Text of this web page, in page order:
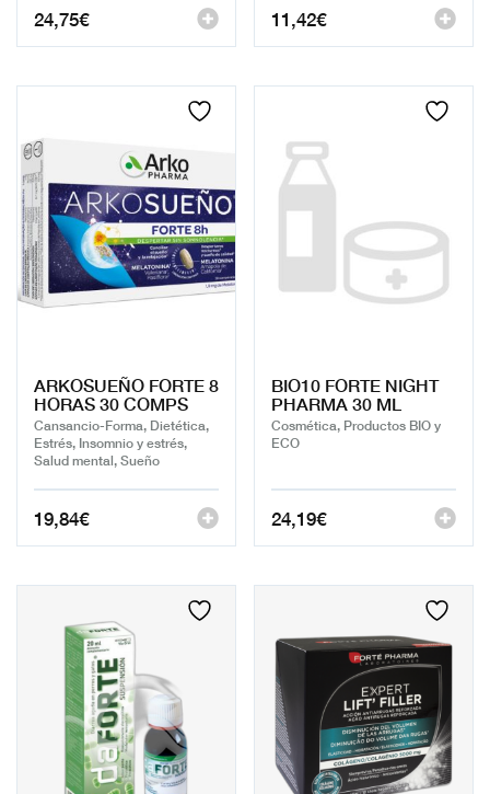
24,75€ 11,42€
ARKOSUEÑO FORTE 8
HORAS 30 COMPS
Cansancio-Forma, Dietética,
Estrés, Insomnio y estrés,
Salud mental, Sueño
19,84€
BIO10 FORTE NIGHT
PHARMA 30 ML
Cosmética, Productos BIO y
ECO
24,19€